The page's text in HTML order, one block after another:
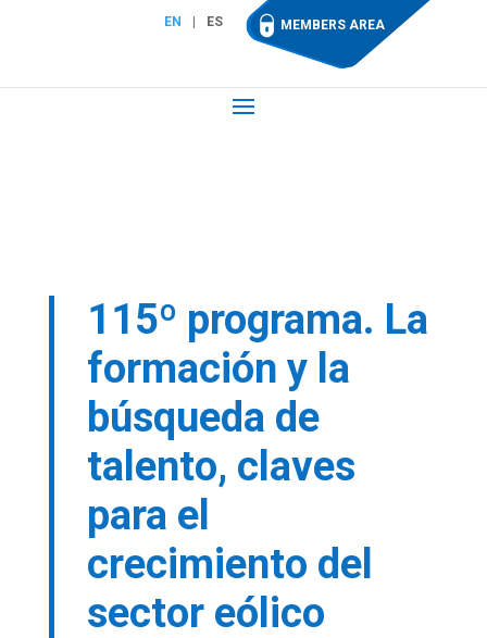
EN ES MEMBERS AREA
115º programa. La
formación y la
búsqueda de
talento, claves
para el
crecimiento del
sector eólico